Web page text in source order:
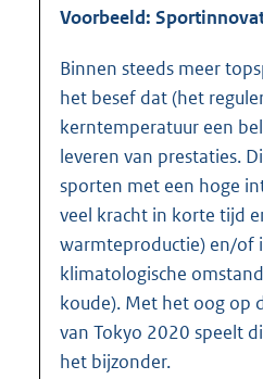
Voorbeeld:
Binnen steeds meer
het besef dat (het
kerntemperatuur een
leveren van prestaties.
sporten met een hoge
veel kracht in korte tijd
warmteproductie) en/of
klimatologische
koude). Met het oog op
van Tokyo 2020 speelt
het bijzonder.